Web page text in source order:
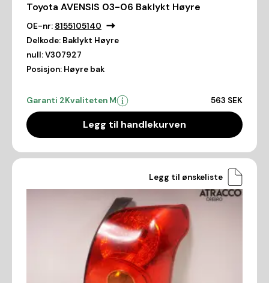
Toyota AVENSIS 03-06 Baklykt Høyre
OE-nr: 8155105140
Delkode: Baklykt Høyre
null:V307927
Posisjon: Høyre bak
Garanti 2Kvaliteten M 563 SEK
Legg til handlekurven
Legg til ønskeliste